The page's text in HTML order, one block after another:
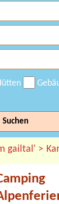
Suchen
gailtal' >